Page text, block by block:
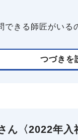
きる師匠がいる
つづきを
〈2022年入